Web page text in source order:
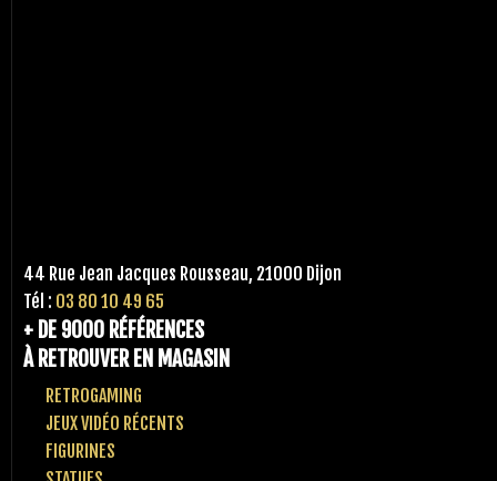
44 Rue Jean Jacques Rousseau, 21000 Dijon
Tél : 03 80 10 49 65
+ DE 9000 RÉFÉRENCES
À RETROUVER EN MAGASIN
RETROGAMING
JEUX VIDÉO RÉCENTS
FIGURINES